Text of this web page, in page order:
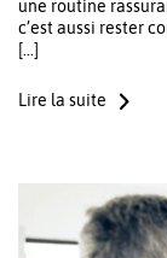
une routine
c’est aussi rester
[…]
Lire la suite